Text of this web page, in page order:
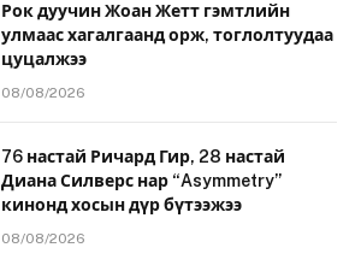
Рок дуучин Жоан Жетт гэмтлийн
улмаас хагалгаанд орж, тоглолтуудаа
цуцалжээ
08/08/2026
76 настай Ричард Гир, 28 настай
Диана Силверс нар “Asymmetry”
кинонд хосын дүр бүтээжээ
08/08/2026